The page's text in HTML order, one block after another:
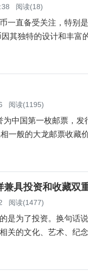
阅读(18)
一直备受关注，特别
其独特的设计和丰富
阅读(1195)
国第一枚邮票，发
一般的大龙邮票收藏
具投资和收藏双
阅读(1477)
为了投资。换句话说
关的文化、艺术、纪